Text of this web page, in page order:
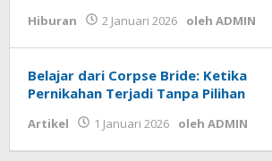
Hiburan 2 Januari 2026 oleh ADMIN
Belajar dari Corpse Bride: Ketika
Pernikahan Terjadi Tanpa Pilihan
Artikel 1 Januari 2026 oleh ADMIN